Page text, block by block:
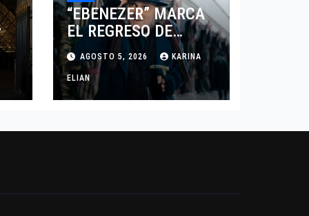
“EBENEZER” MARCA
EL REGRESO DE
JOHNNY DEPP A
HOLLYWOOD TRAS SU
PASO POR EL CINE
INDEPENDIENTE
AGOSTO 5, 2026 KARINA
ELIAN